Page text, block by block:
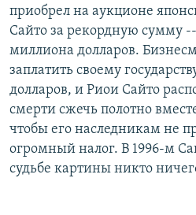
приобрел на аукционе
Сайто за рекордную сумму
миллиона долларов.
заплатить своему
долларов, и Риои Сайто
смерти сжечь полотно
чтобы его наследникам не
огромный налог. В 1996-м
судьбе картины никто